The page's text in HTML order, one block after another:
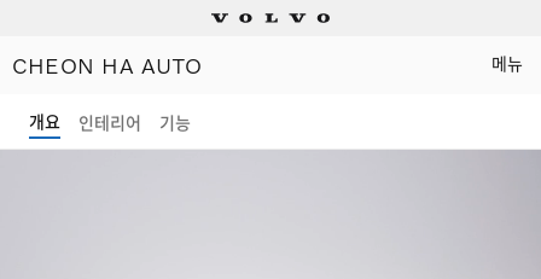
메뉴
CHEON HA AUTO
개요 인테리어 기능